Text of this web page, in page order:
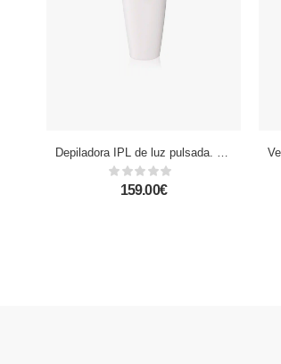
Depiladora IPL de luz pulsada. 5 niveles, 999.999 disparos de flash.
159.00€